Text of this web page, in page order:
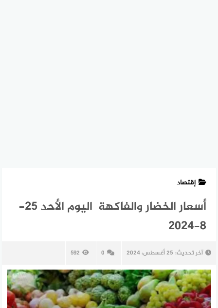
إقتصاد
أسعار الخضار والفاكهة اليوم الأحد 25-
8-2024
آخر تحديث: 25 أغسطس، 2024 0
592